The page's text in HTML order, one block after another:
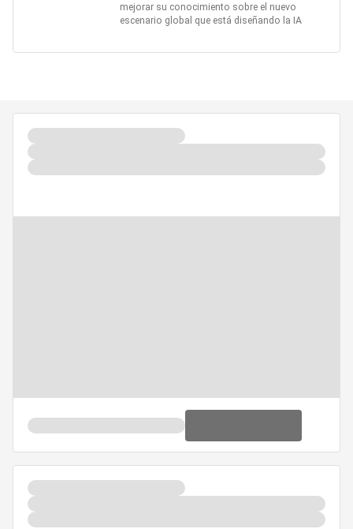
mejorar su conocimiento sobre el nuevo
escenario global que está diseñando la IA